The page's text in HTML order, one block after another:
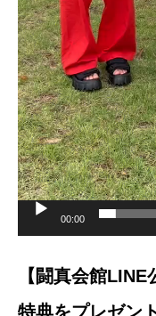
00:00
【闘真会館
特典をプレゼント